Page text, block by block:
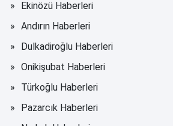
Ekinözü Haberleri
Andırın Haberleri
Dulkadiroğlu Haberleri
Onikişubat Haberleri
Türkoğlu Haberleri
Pazarcık Haberleri